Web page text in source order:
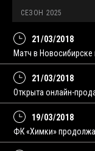
СЕЗОН 2025
21/03/2018
Матч в Новосибирске
21/03/2018
Открыта онлайн-
19/03/2018
ФК «Химки»